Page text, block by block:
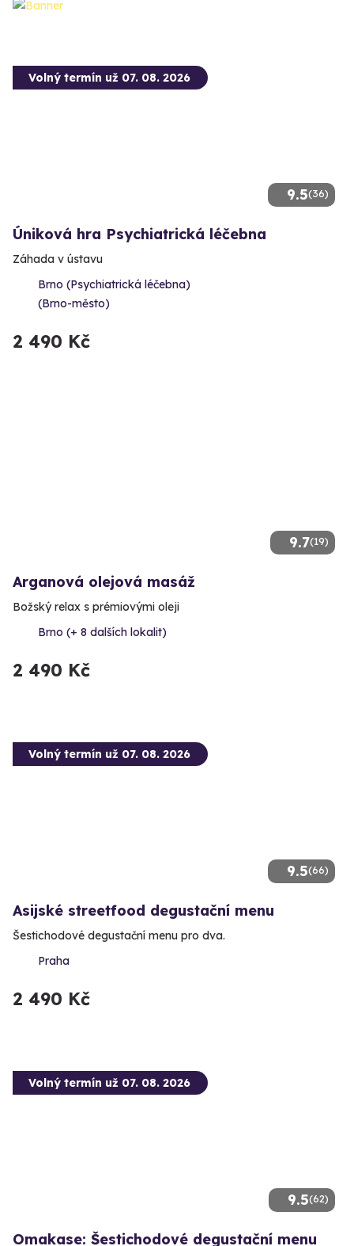
9.5(36)
Volný termín už 07. 08. 2026
Úniková hra Psychiatrická léčebna
Záhada v ústavu
Brno (Psychiatrická léčebna)
(Brno-město)
2 490 Kč
9.7(19)
Arganová olejová masáž
Božský relax s prémiovými oleji
Brno (+ 8 dalších lokalit)
2 490 Kč
9.5(66)
Volný termín už 07. 08. 2026
Asijské streetfood degustační menu
Šestichodové degustační menu pro dva.
Praha
2 490 Kč
9.5(62)
Volný termín už 07. 08. 2026
Omakase: Šestichodové degustační menu